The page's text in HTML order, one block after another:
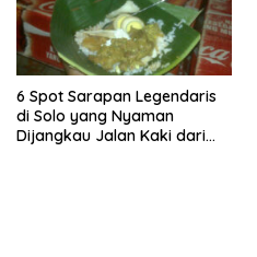
6 Spot Sarapan Legendaris
di Solo yang Nyaman
Dijangkau Jalan Kaki dari